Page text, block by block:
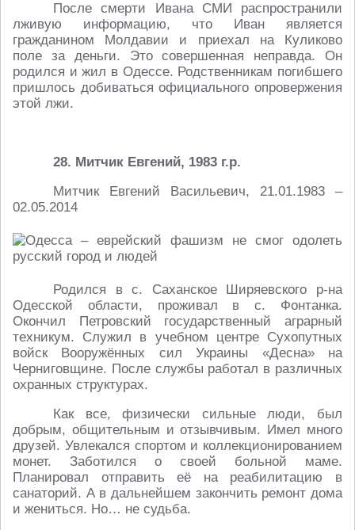
После смерти Ивана СМИ распространили
лживую информацию, что Иван является
гражданином Молдавии и приехал на Куликово
поле за деньги. Это совершенная неправда. Он
родился и жил в Одессе. Родственникам погибшего
пришлось добиваться официального опровержения
этой лжи.
28. Митчик Евгений, 1983 г.р.
Митчик Евгений Васильевич, 21.01.1983 –
02.05.2014
Родился в с. Саханское Ширяевского р-на
Одесской области, проживал в с. Фонтанка.
Окончил Петровский государственный аграрный
техникум. Служил в учебном центре Сухопутных
войск Вооружённых сил Украины «Десна» на
Черниговщине. После службы работал в различных
охранных структурах.
Как все, физически сильные люди, был
добрым, общительным и отзывчивым. Имел много
друзей. Увлекался спортом и коллекционированием
монет. Заботился о своей больной маме.
Планировал отправить её на реабилитацию в
санаторий. А в дальнейшем закончить ремонт дома
и жениться. Но… не судьба.